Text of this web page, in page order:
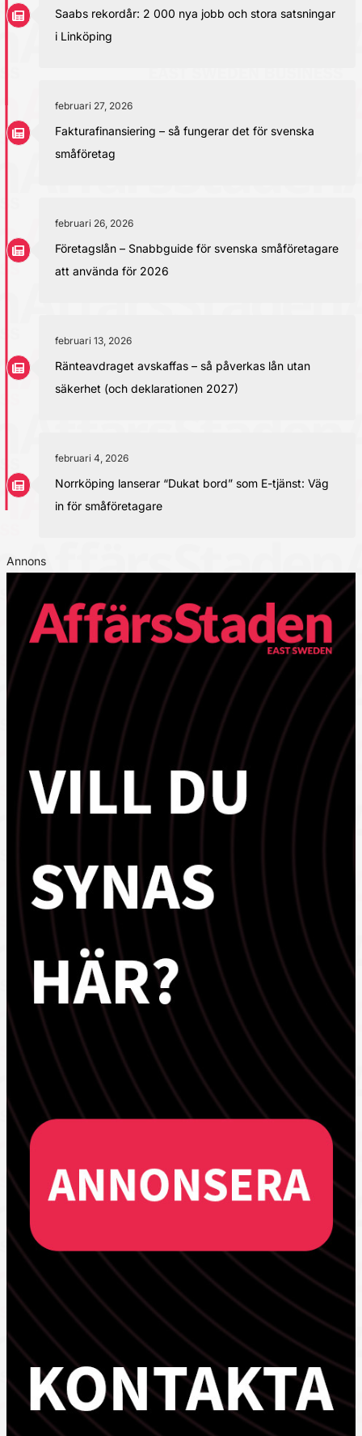
Saabs rekordår: 2 000 nya jobb och stora satsningar
i Linköping
februari 27, 2026
Fakturafinansiering – så fungerar det för svenska
småföretag
februari 26, 2026
Företagslån – Snabbguide för svenska småföretagare
att använda för 2026
februari 13, 2026
Ränteavdraget avskaffas – så påverkas lån utan
säkerhet (och deklarationen 2027)
februari 4, 2026
Norrköping lanserar “Dukat bord” som E-tjänst: Väg
in för småföretagare
Annons